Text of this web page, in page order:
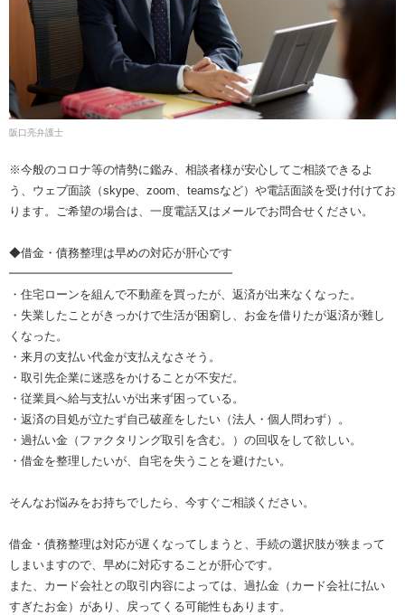
阪口亮弁護士
※今般のコロナ等の情勢に鑑み、相談者様が安心してご相談できるよ
う、ウェブ面談（skype、zoom、teamsなど）や電話面談を受け付けてお
ります。ご希望の場合は、一度電話又はメールでお問合せください。
◆借金・債務整理は早めの対応が肝心です
━━━━━━━━━━━━━━━━━━━
・住宅ローンを組んで不動産を買ったが、返済が出来なくなった。
・失業したことがきっかけで生活が困窮し、お金を借りたが返済が難し
くなった。
・来月の支払い代金が支払えなさそう。
・取引先企業に迷惑をかけることが不安だ。
・従業員へ給与支払いが出来ず困っている。
・返済の目処が立たず自己破産をしたい（法人・個人問わず）。
・過払い金（ファクタリング取引を含む。）の回収をして欲しい。
・借金を整理したいが、自宅を失うことを避けたい。
そんなお悩みをお持ちでしたら、今すぐご相談ください。
借金・債務整理は対応が遅くなってしまうと、手続の選択肢が狭まって
しまいますので、早めに対応することが肝心です。
また、カード会社との取引内容によっては、過払金（カード会社に払い
すぎたお金）があり、戻ってくる可能性もあります。